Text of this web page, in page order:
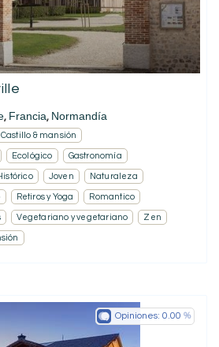
, Francia, Normandía
Castillo & mansión
Ecológico Gastronomía
Joven Naturaleza
Retiros y Yoga Romantico
Vegetariano y vegetariano Zen
Opiniones: 0.00